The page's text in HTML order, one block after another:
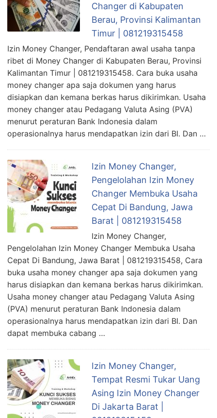
Changer di Kabupaten
Berau, Provinsi Kalimantan
Timur | 081219315458
Izin Money Changer, Pendaftaran awal usaha tanpa
ribet di Money Changer di Kabupaten Berau, Provinsi
Kalimantan Timur | 081219315458. Cara buka usaha
money changer apa saja dokumen yang harus
disiapkan dan kemana berkas harus dikirimkan. Usaha
money changer atau Pedagang Valuta Asing (PVA)
menurut peraturan Bank Indonesia dalam
operasionalnya harus mendapatkan izin dari BI. Dan …
Izin Money Changer,
Pengelolahan Izin Money
Changer Membuka Usaha
Cepat Di Bandung, Jawa
Barat | 081219315458
Izin Money Changer,
Pengelolahan Izin Money Changer Membuka Usaha
Cepat Di Bandung, Jawa Barat | 081219315458, Cara
buka usaha money changer apa saja dokumen yang
harus disiapkan dan kemana berkas harus dikirimkan.
Usaha money changer atau Pedagang Valuta Asing
(PVA) menurut peraturan Bank Indonesia dalam
operasionalnya harus mendapatkan izin dari BI. Dan
dapat membuka cabang …
Izin Money Changer,
Tempat Resmi Tukar Uang
Asing Izin Money Changer
Di Jakarta Barat |